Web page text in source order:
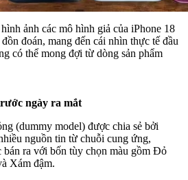
ảnh các mô hình giả của iPhone 18
đoán, mang đến cái nhìn thực tế đầu
có thể mong đợi từ dòng sản phẩm
ngày ra mắt
(dummy model) được chia sẻ bởi
nguồn tin từ chuỗi cung ứng,
bán ra với bốn tùy chọn màu gồm Đỏ
Xám đậm.